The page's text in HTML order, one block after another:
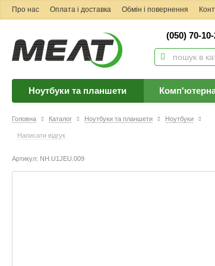
Про нас Оплата і доставка Обмін і повернення
(050) 70-
Ноутбуки та планшети Комп'ютерна
Головна Каталог Ноутбуки та планшети Ноутбуки
Написати відгук
Артикул: NH.U1JEU.009